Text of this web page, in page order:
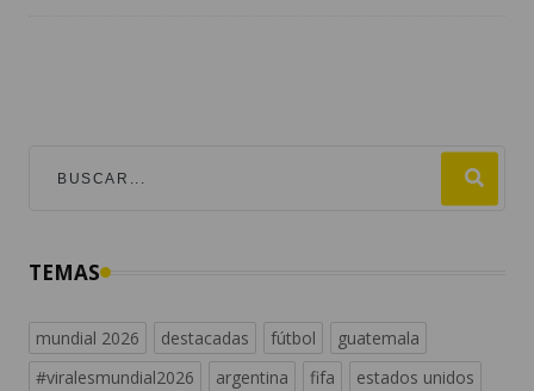
TEMAS
mundial 2026 destacadas fútbol
guatemala
#viralesmundial2026
argentina fifa
estados unidos